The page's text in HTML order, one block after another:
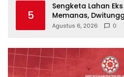
5
Sengketa Lahan
Memanas,
Boyong Pakar
Agustus 6, 2026 0